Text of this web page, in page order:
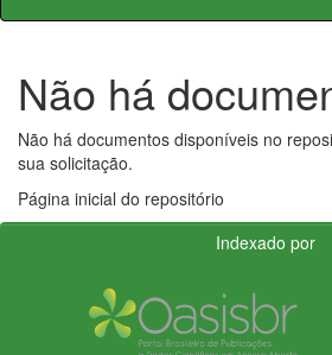
Não há
Não há documentos disponíveis no
sua solicitação.
Página inicial do repositório
Indexado por